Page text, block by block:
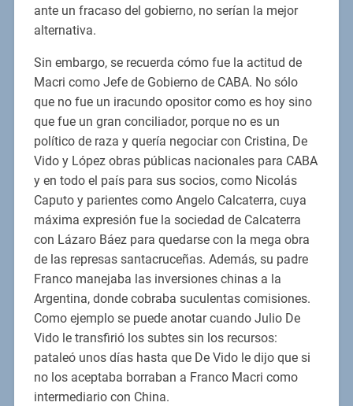
ante un fracaso del gobierno, no serían la mejor
alternativa.
Sin embargo, se recuerda cómo fue la actitud de
Macri como Jefe de Gobierno de CABA. No sólo
que no fue un iracundo opositor como es hoy sino
que fue un gran conciliador, porque no es un
político de raza y quería negociar con Cristina, De
Vido y López obras públicas nacionales para CABA
y en todo el país para sus socios, como Nicolás
Caputo y parientes como Angelo Calcaterra, cuya
máxima expresión fue la sociedad de Calcaterra
con Lázaro Báez para quedarse con la mega obra
de las represas santacruceñas. Además, su padre
Franco manejaba las inversiones chinas a la
Argentina, donde cobraba suculentas comisiones.
Como ejemplo se puede anotar cuando Julio De
Vido le transfirió los subtes sin los recursos:
pataleó unos días hasta que De Vido le dijo que si
no los aceptaba borraban a Franco Macri como
intermediario con China.